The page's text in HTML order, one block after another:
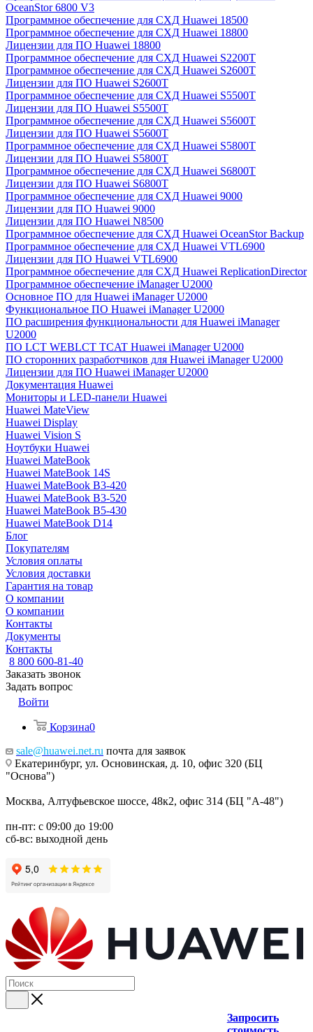
OceanStor 6800 V3
Программное обеспечение для СХД Huawei 18500
Программное обеспечение для СХД Huawei 18800
Лицензии для ПО Huawei 18800
Программное обеспечение для СХД Huawei S2200T
Программное обеспечение для СХД Huawei S2600T
Лицензии для ПО Huawei S2600T
Программное обеспечение для СХД Huawei S5500T
Лицензии для ПО Huawei S5500T
Программное обеспечение для СХД Huawei S5600T
Лицензии для ПО Huawei S5600T
Программное обеспечение для СХД Huawei S5800T
Лицензии для ПО Huawei S5800T
Программное обеспечение для СХД Huawei S6800T
Лицензии для ПО Huawei S6800T
Программное обеспечение для СХД Huawei 9000
Лицензии для ПО Huawei 9000
Лицензии для ПО Huawei N8500
Программное обеспечение для СХД Huawei OceanStor Backup
Программное обеспечение для СХД Huawei VTL6900
Лицензии для ПО Huawei VTL6900
Программное обеспечение для СХД Huawei ReplicationDirector
Программное обеспечение iManager U2000
Основное ПО для Huawei iManager U2000
Функциональное ПО Huawei iManager U2000
ПО расширения функциональности для Huawei iManager
U2000
ПО LCT WEBLCT TCAT Huawei iManager U2000
ПО сторонних разработчиков для Huawei iManager U2000
Лицензии для ПО Huawei iManager U2000
Документация Huawei
Мониторы и LED-панели Huawei
Huawei MateView
Huawei Display
Huawei Vision S
Ноутбуки Huawei
Huawei MateBook
Huawei MateBook 14S
Huawei MateBook B3-420
Huawei MateBook B3-520
Huawei MateBook B5-430
Huawei MateBook D14
Блог
Покупателям
Условия оплаты
Условия доставки
Гарантия на товар
О компании
О компании
Контакты
Документы
Контакты
8 800 600-81-40
Заказать звонок
Задать вопрос
Войти
Корзина0
sale@huawei.net.ru почта для заявок
Екатеринбург, ул. Основинская, д. 10, офис 320 (БЦ
"Основа")
Москва, Алтуфьевское шоссе, 48к2, офис 314 (БЦ "А-48")
пн-пт: с 09:00 до 19:00
сб-вс: выходной день
Запросить